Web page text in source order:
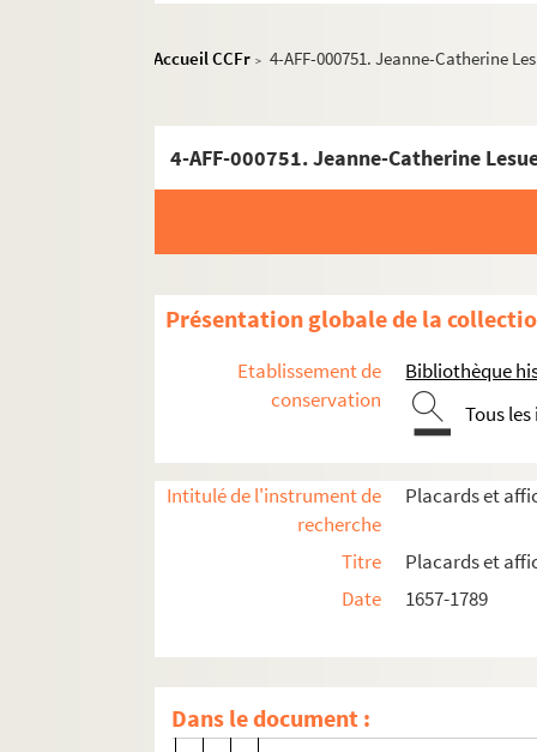
Accueil CCFr > 4-AFF-000751. Jeanne-Catherine
4-AFF-000751. Jeanne-Catherine
Présentation globale de la
Etablissement de
conservation
Bibliothèque
Tous
Intitulé de l'instrument de
recherche
Placards et
Titre
Placards et
Date
1657-1789
Dans le document :
4-AFF-000730. Elisabeth
4-AFF-000733. Louis-Hilaire
4-AFF-000737. Marie
4-AFF-000739. Delobel,
4-AFF-000740 ; 4-AFF-000741.
4-AFF-000743. Joseph
4-AFF-000749. Nicolas-Michel-